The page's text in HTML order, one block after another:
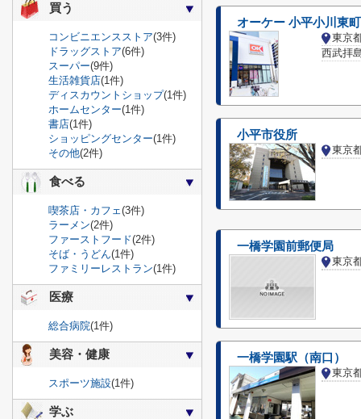
オーケー 小平小川東
東京
西武拝
小平市役所
東京
一橋学園前郵便局
東京
一橋学園駅（南口）
東京
買う
コンビニエンスストア(3件)
ドラッグストア(6件)
スーパー(9件)
生活雑貨店(1件)
ディスカウントショップ(1件)
ホームセンター(1件)
書店(1件)
ショッピングセンター(1件)
その他(2件)
食べる
喫茶店・カフェ(3件)
ラーメン(2件)
ファーストフード(2件)
そば・うどん(1件)
ファミリーレストラン(1件)
医療
総合病院(1件)
美容・健康
スポーツ施設(1件)
学ぶ